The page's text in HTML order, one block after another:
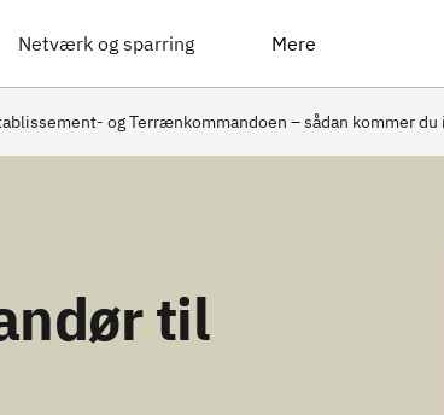
Netværk og sparring Mere
og Terrænkommandoen – sådan kommer
til